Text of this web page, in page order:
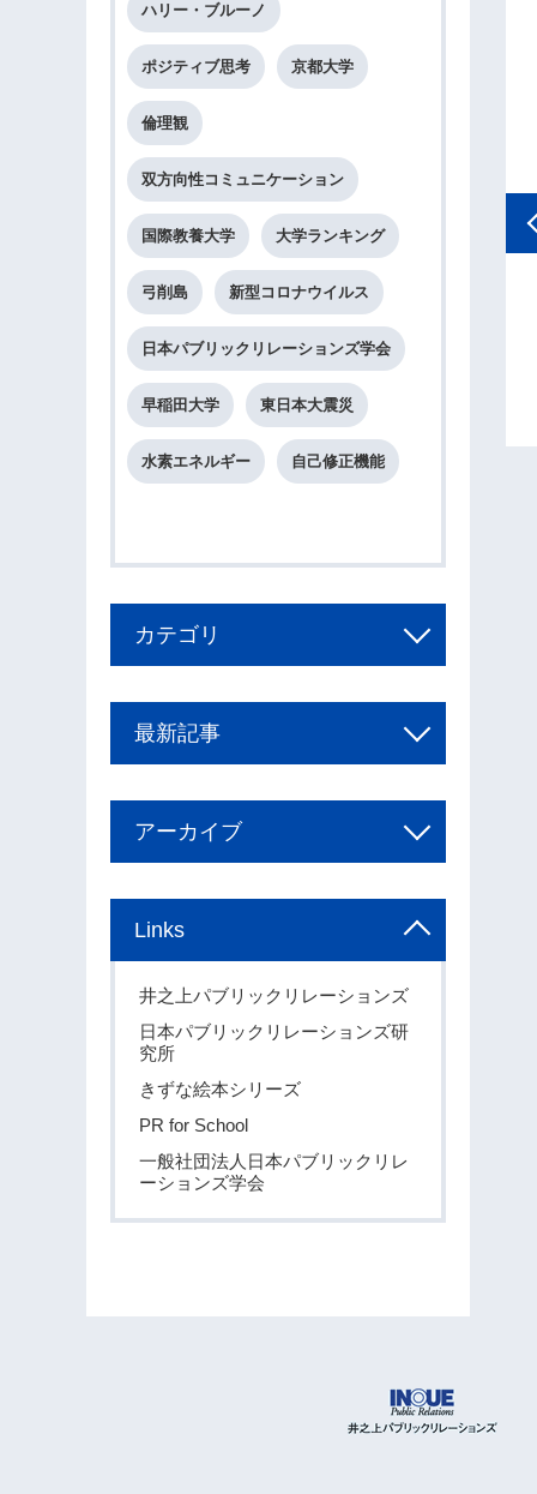
体系 パブリック・リレーシ
ョンズ
The Global Public
Handbook
ハリー・ブルーノ
ポジティブ思考 京都大学
倫理観
双方向性コミュニケーション
国際教養大学 大学ランキング
弓削島 新型コロナウイルス
日本パブリックリレーションズ学会
早稲田大学 東日本大震災
水素エネルギー 自己修正機能
カテゴリ
最新記事
アーカイブ
Links
井之上パブリックリレーションズ
日本パブリックリレーションズ研
究所
きずな絵本シリーズ
PR for School
一般社団法人日本パブリックリレ
ーションズ学会